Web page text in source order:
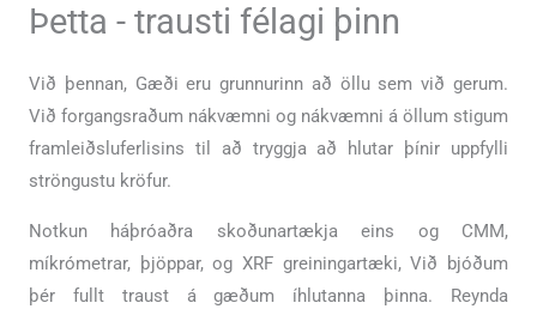
Þetta - trausti félagi þinn
Við þennan, Gæði eru grunnurinn að öllu sem við gerum.
Við forgangsraðum nákvæmni og nákvæmni á öllum stigum
framleiðsluferlisins til að tryggja að hlutar þínir uppfylli
ströngustu kröfur.
Notkun háþróaðra skoðunartækja eins og CMM,
míkrómetrar, þjöppar, og XRF greiningartæki, Við bjóðum
þér fullt traust á gæðum íhlutanna þinna. Reynda